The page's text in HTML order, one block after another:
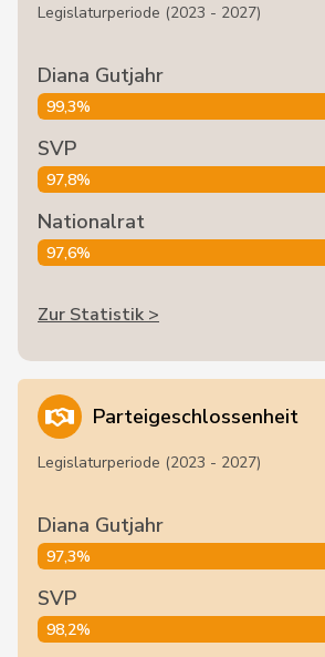
Legislaturperiode (2023 - 2027)
Diana Gutjahr
99,3%
SVP
97,8%
Nationalrat
97,6%
Zur Statistik >
Parteigeschlossenheit
Legislaturperiode (2023 - 2027)
Diana Gutjahr
97,3%
SVP
98,2%